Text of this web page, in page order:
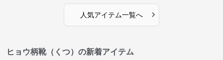
人気アイテム一覧へ ›
ヒョウ柄靴（くつ）の新着アイテム